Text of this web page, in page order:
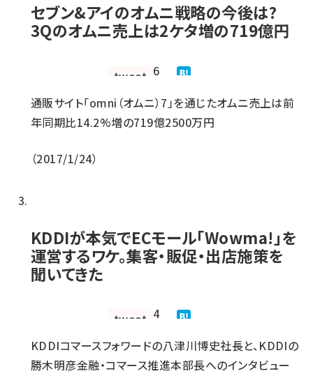
セブン&アイのオムニ戦略の今後は?
3Qのオムニ売上は2ケタ増の719億円
6
通販サイト「omni（オムニ）7」を通じたオムニ売上は前
年同期比14.2%増の719億2500万円
2017/1/24
KDDIが本気でECモール｢Wowma!｣を
運営するワケ。集客・販促・出店施策を
聞いてきた
4
KDDIコマースフォワードの八津川博史社長と、KDDIの
勝木明彦金融・コマース推進本部長へのインタビュー